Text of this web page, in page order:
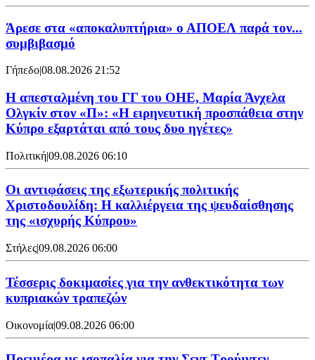
Άρεσε στα «αποκαλυπτήρια» ο ΑΠΟΕΛ παρά τον...
συμβιβασμό
Γήπεδο|08.08.2026 21:52
Η απεσταλμένη του ΓΓ του ΟΗΕ, Μαρία Άνχελα
Ολγκίν στον «Π»: «Η ειρηνευτική προσπάθεια στην
Κύπρο εξαρτάται από τους δυο ηγέτες»
Πολιτική|09.08.2026 06:10
Οι αντιφάσεις της εξωτερικής πολιτικής
Χριστοδουλίδη: Η καλλιέργεια της ψευδαίσθησης
της «ισχυρής Κύπρου»
Στήλες|09.08.2026 06:00
Τέσσερις δοκιμασίες για την ανθεκτικότητα των
κυπριακών τραπεζών
Οικονομία|09.08.2026 06:00